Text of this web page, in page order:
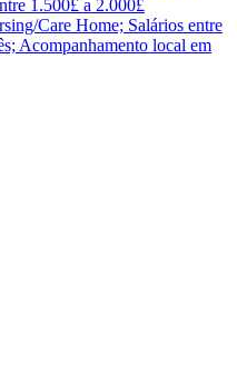
1.500£ a 2.000£
Care Home; Salários entre
Acompanhamento local em